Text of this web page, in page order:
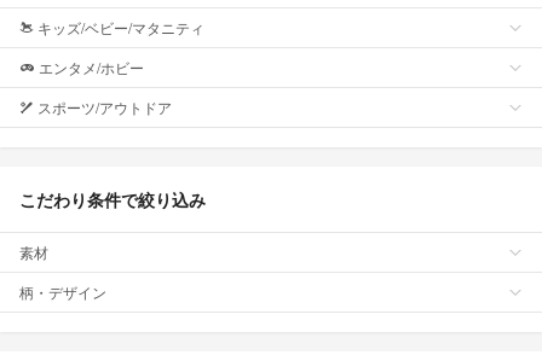
キッズ/ベビー/マタニティ
エンタメ/ホビー
スポーツ/アウトドア
こだわり条件で絞り込み
素材
柄・デザイン